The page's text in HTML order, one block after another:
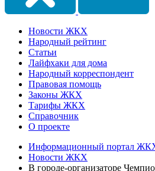
Новости ЖКХ
Народный рейтинг
Статьи
Лайфхаки для дома
Народный корреспондент
Правовая помощь
Законы ЖКХ
Тарифы ЖКХ
Справочник
О проекте
Информационный портал
Новости ЖКХ
В городе-организаторе